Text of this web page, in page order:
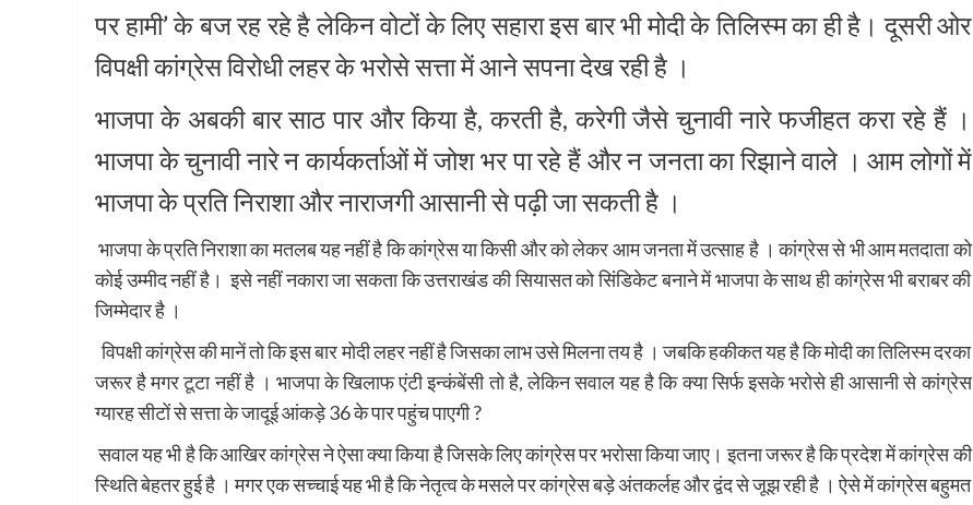
पर हामी’ के बज रह रहे है लेकिन वोटों के लिए सहारा इस बार भी मोदी के तिलिस्म का ही है। दूसरी ओर
विपक्षी कांग्रेस विरोधी लहर के भरोसे सत्ता में आने सपना देख रही है ।
भाजपा के अबकी बार साठ पार और किया है, करती है, करेगी जैसे चुनावी नारे फजीहत करा रहे हैं ।
भाजपा के चुनावी नारे न कार्यकर्ताओं में जोश भर पा रहे हैं और न जनता का रिझाने वाले । आम लोगों में
भाजपा के प्रति निराशा और नाराजगी आसानी से पढ़ी जा सकती है ।
भाजपा के प्रति निराशा का मतलब यह नहीं है कि कांग्रेस या किसी और को लेकर आम जनता में उत्साह है । कांग्रेस से भी आम मतदाता को
कोई उम्मीद नहीं है। इसे नहीं नकारा जा सकता कि उत्तराखंड की सियासत को सिंडिकेट बनाने में भाजपा के साथ ही कांग्रेस भी बराबर की
जिम्मेदार है ।
विपक्षी कांग्रेस की मानें तो कि इस बार मोदी लहर नहीं है जिसका लाभ उसे मिलना तय है । जबकि हकीकत यह है कि मोदी का तिलिस्म दरका
जरूर है मगर टूटा नहीं है । भाजपा के खिलाफ एंटी इन्कंबेंसी तो है, लेकिन सवाल यह है कि क्या सिर्फ इसके भरोसे ही आसानी से कांग्रेस
ग्यारह सीटों से सत्ता के जादूई आंकड़े 36 के पार पहुंच पाएगी ?
सवाल यह भी है कि आखिर कांग्रेस ने ऐसा क्या किया है जिसके लिए कांग्रेस पर भरोसा किया जाए। इतना जरूर है कि प्रदेश में कांग्रेस की
स्थिति बेहतर हुई है । मगर एक सच्चाई यह भी है कि नेतृत्व के मसले पर कांग्रेस बड़े अंतकर्लह और द्वंद से जूझ रही है । ऐसे में कांग्रेस बहुमत